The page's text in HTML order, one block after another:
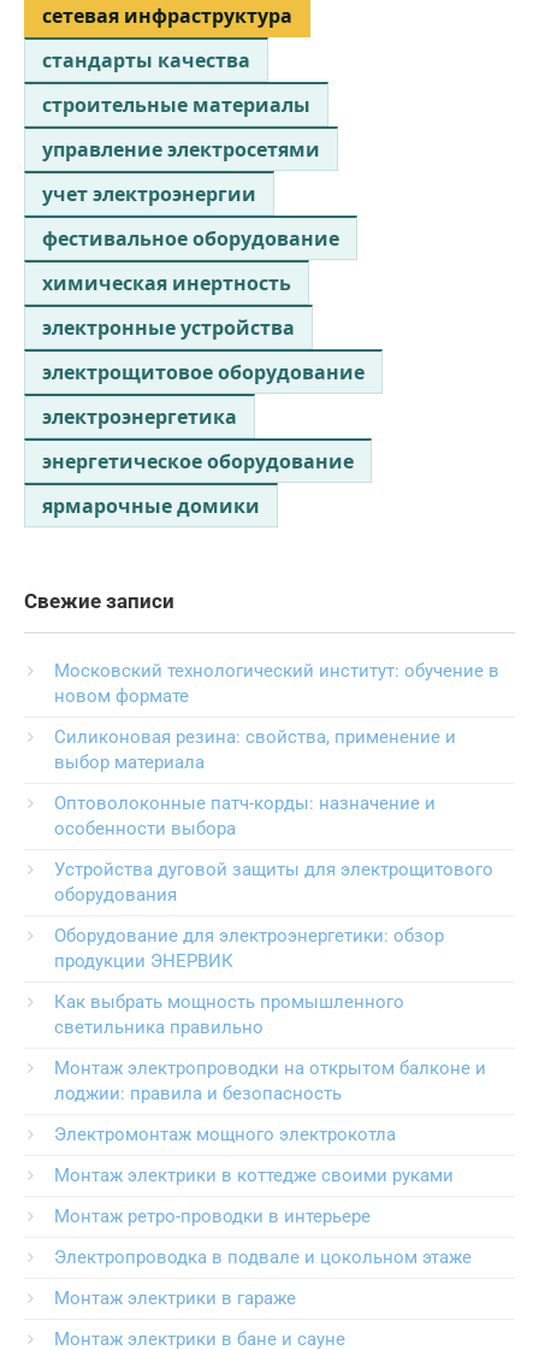
сетевая инфраструктура
стандарты качества
строительные материалы
управление электросетями
учет электроэнергии
фестивальное оборудование
химическая инертность
электронные устройства
электрощитовое оборудование
электроэнергетика
энергетическое оборудование
ярмарочные домики
Свежие записи
Московский технологический институт: обучение в
новом формате
Силиконовая резина: свойства, применение и
выбор материала
Оптоволоконные патч-корды: назначение и
особенности выбора
Устройства дуговой защиты для электрощитового
оборудования
Оборудование для электроэнергетики: обзор
продукции ЭНЕРВИК
Как выбрать мощность промышленного
светильника правильно
Монтаж электропроводки на открытом балконе и
лоджии: правила и безопасность
Электромонтаж мощного электрокотла
Монтаж электрики в коттедже своими руками
Монтаж ретро-проводки в интерьере
Электропроводка в подвале и цокольном этаже
Монтаж электрики в гараже
Монтаж электрики в бане и сауне